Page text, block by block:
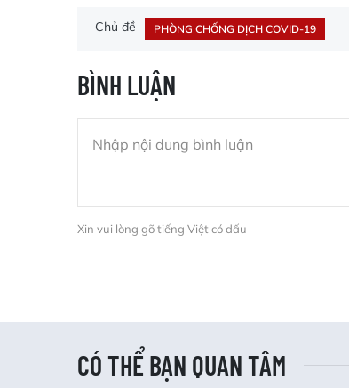
Chủ đề PHÒNG CHỐNG DỊCH COVID-19
BÌNH LUẬN
Xin vui lòng gõ tiếng Việt có dấu
CÓ THỂ BẠN QUAN TÂM